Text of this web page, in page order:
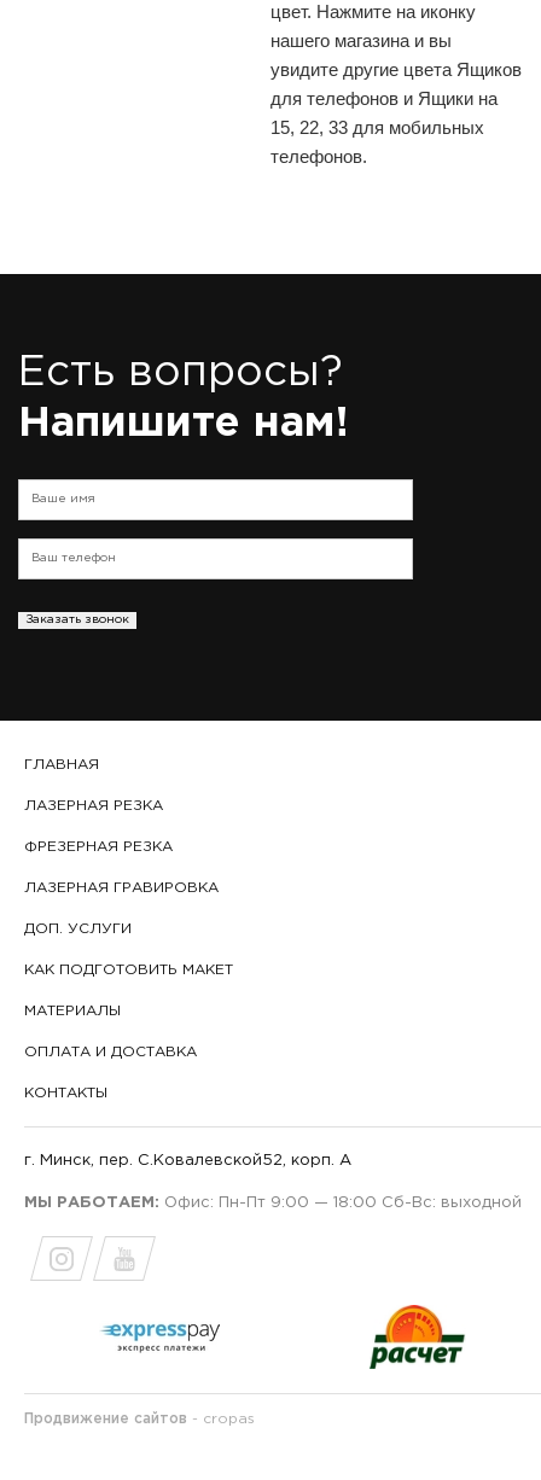
цвет. Нажмите на иконку
нашего магазина и вы
увидите другие цвета Ящиков
для телефонов и Ящики на
15, 22, 33 для мобильных
телефонов.
Есть вопросы?
Напишите нам!
Заказать звонок
ГЛАВНАЯ
ЛАЗЕРНАЯ РЕЗКА
ФРЕЗЕРНАЯ РЕЗКА
ЛАЗЕРНАЯ ГРАВИРОВКА
ДОП. УСЛУГИ
КАК ПОДГОТОВИТЬ МАКЕТ
МАТЕРИАЛЫ
ОПЛАТА И ДОСТАВКА
КОНТАКТЫ
г. Минск, пер. С.Ковалевской52, корп. А
МЫ РАБОТАЕМ: Офис: Пн-Пт 9:00 — 18:00 Сб-Вс: выходной
Продвижение сайтов - cropas